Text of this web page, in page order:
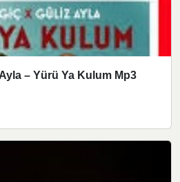
– Yürü Ya Kulum Mp3